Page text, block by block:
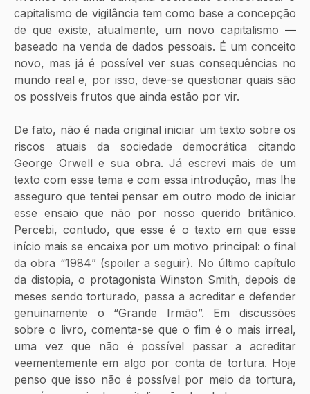
capitalismo de vigilância tem como base a concepção
de que existe, atualmente, um novo capitalismo —
baseado na venda de dados pessoais. É um conceito
novo, mas já é possível ver suas consequências no
mundo real e, por isso, deve-se questionar quais são
os possíveis frutos que ainda estão por vir.
De fato, não é nada original iniciar um texto sobre os
riscos atuais da sociedade democrática citando
George Orwell e sua obra. Já escrevi mais de um
texto com esse tema e com essa introdução, mas lhe
asseguro que tentei pensar em outro modo de iniciar
esse ensaio que não por nosso querido britânico.
Percebi, contudo, que esse é o texto em que esse
início mais se encaixa por um motivo principal: o final
da obra “1984” (spoiler a seguir). No último capítulo
da distopia, o protagonista Winston Smith, depois de
meses sendo torturado, passa a acreditar e defender
genuinamente o “Grande Irmão”. Em discussões
sobre o livro, comenta-se que o fim é o mais irreal,
uma vez que não é possível passar a acreditar
veementemente em algo por conta de tortura. Hoje
penso que isso não é possível por meio da tortura,